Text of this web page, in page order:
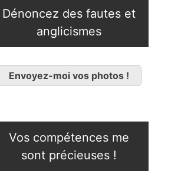
Dénoncez des fautes et
anglicismes
Envoyez-moi vos photos !
Vos compétences me
sont précieuses !